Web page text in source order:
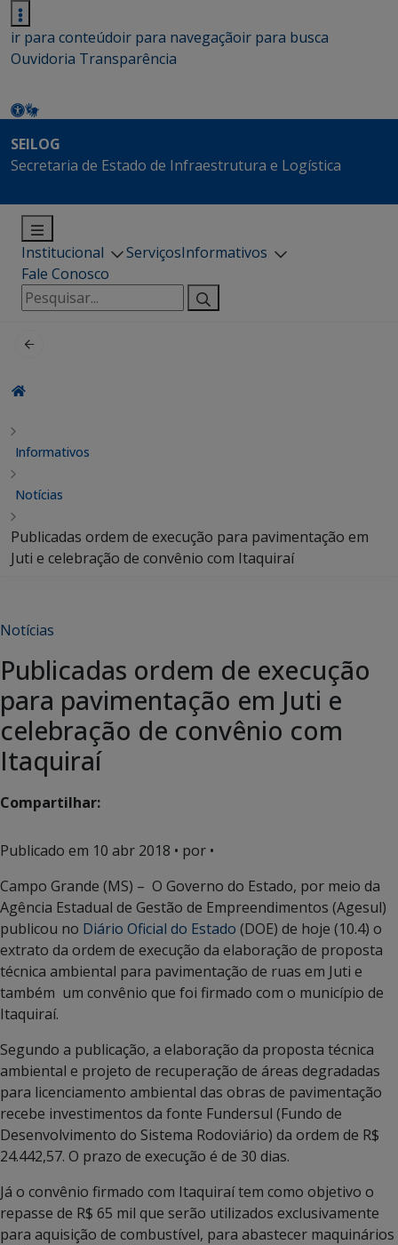
ir para conteúdoir para navegaçãoir para busca
Ouvidoria Transparência
SEILOG
Secretaria de Estado de Infraestrutura e Logística
Institucional ServiçosInformativos
Fale Conosco
Pesquisar
por:
Informativos
Notícias
Publicadas ordem de execução para pavimentação em
Juti e celebração de convênio com Itaquiraí
Notícias
Publicadas ordem de execução
para pavimentação em Juti e
celebração de convênio com
Itaquiraí
Compartilhar:
Publicado em 10 abr 2018 • por •
Campo Grande (MS) – O Governo do Estado, por meio da
Agência Estadual de Gestão de Empreendimentos (Agesul)
publicou no Diário Oficial do Estado (DOE) de hoje (10.4) o
extrato da ordem de execução da elaboração de proposta
técnica ambiental para pavimentação de ruas em Juti e
também um convênio que foi firmado com o município de
Itaquiraí.
Segundo a publicação, a elaboração da proposta técnica
ambiental e projeto de recuperação de áreas degradadas
para licenciamento ambiental das obras de pavimentação
recebe investimentos da fonte Fundersul (Fundo de
Desenvolvimento do Sistema Rodoviário) da ordem de R$
24.442,57. O prazo de execução é de 30 dias.
Já o convênio firmado com Itaquiraí tem como objetivo o
repasse de R$ 65 mil que serão utilizados exclusivamente
para aquisição de combustível, para abastecer maquinários